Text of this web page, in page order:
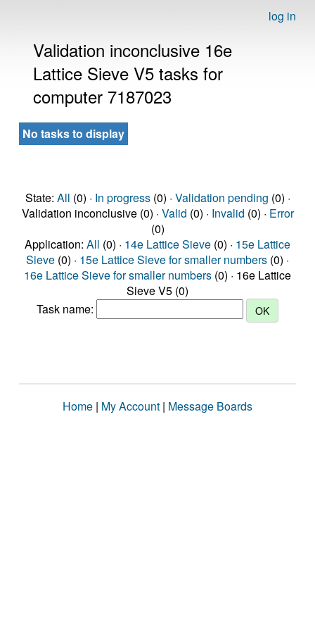
log in
Validation inconclusive 16e
Lattice Sieve V5 tasks for
computer 7187023
No tasks to display
State: All (0) · In progress(0) · Validation pending (0) ·
Validation inconclusive (0) · Valid (0) · Invalid (0) · Error
(0)
Application: All (0) · 14e Lattice Sieve (0) · 15e Lattice
Sieve (0) · 15e Lattice Sieve for smaller numbers (0) ·
16e Lattice Sieve for smaller numbers (0) · 16e Lattice
Sieve V5 (0)
Task name:
Home | My Account | Message Boards